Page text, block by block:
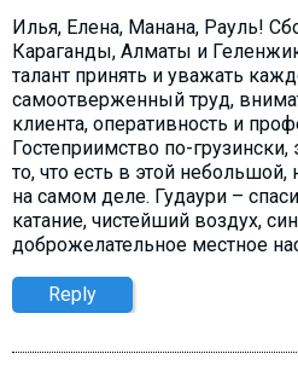
Илья, Елена, Манана, Рауль!
Караганды, Алматы и
талант принять и уважать
самоотверженный труд,
клиента, оперативность и
Гостеприимство по-грузински,
то, что есть в этой небольшой,
на самом деле. Гудаури –
катание, чистейший воздух,
доброжелательное местное
Reply